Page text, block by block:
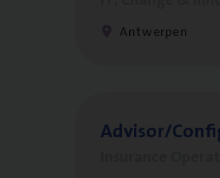
Antwerpen
Advisor/​